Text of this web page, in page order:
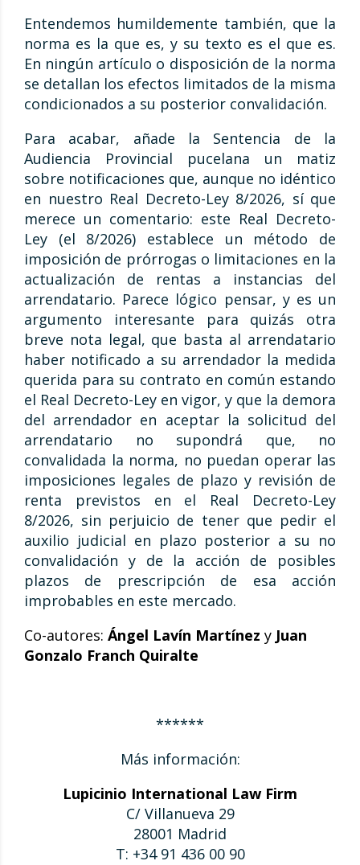
Entendemos humildemente también, que la
norma es la que es, y su texto es el que es.
En ningún artículo o disposición de la norma
se detallan los efectos limitados de la misma
condicionados a su posterior convalidación.
Para acabar, añade la Sentencia de la
Audiencia Provincial pucelana un matiz
sobre notificaciones que, aunque no idéntico
en nuestro Real Decreto-Ley 8/2026, sí que
merece un comentario: este Real Decreto-
Ley (el 8/2026) establece un método de
imposición de prórrogas o limitaciones en la
actualización de rentas a instancias del
arrendatario. Parece lógico pensar, y es un
argumento interesante para quizás otra
breve nota legal, que basta al arrendatario
haber notificado a su arrendador la medida
querida para su contrato en común estando
el Real Decreto-Ley en vigor, y que la demora
del arrendador en aceptar la solicitud del
arrendatario no supondrá que, no
convalidada la norma, no puedan operar las
imposiciones legales de plazo y revisión de
renta previstos en el Real Decreto-Ley
8/2026, sin perjuicio de tener que pedir el
auxilio judicial en plazo posterior a su no
convalidación y de la acción de posibles
plazos de prescripción de esa acción
improbables en este mercado.
Co-autores: Ángel Lavín Martínez y Juan
Gonzalo Franch Quiralte
******
Más información:
Lupicinio International Law Firm
C/ Villanueva 29
28001 Madrid
T: +34 91 436 00 90